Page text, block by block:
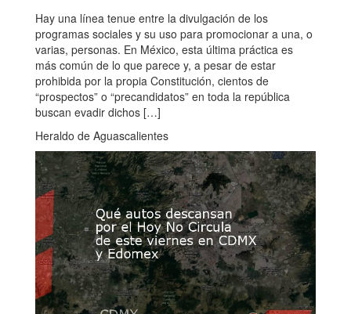
Hay una línea tenue entre la divulgación de los
programas sociales y su uso para promocionar a una, o
varias, personas. En México, esta última práctica es
más común de lo que parece y, a pesar de estar
prohibida por la propia Constitución, cientos de
“prospectos” o “precandidatos” en toda la república
buscan evadir dichos […]
Heraldo de Aguascalientes